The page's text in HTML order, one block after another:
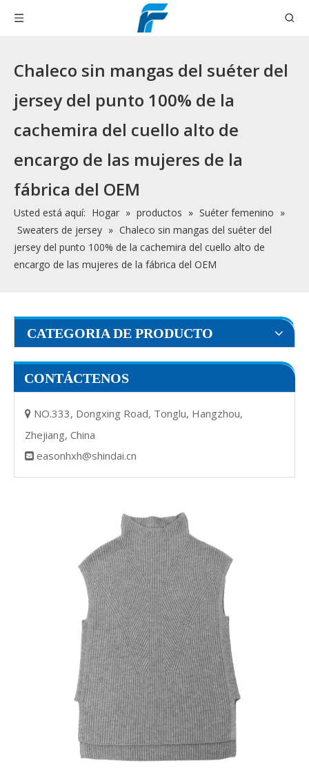
Chaleco sin mangas del suéter del
jersey del punto 100% de la
cachemira del cuello alto de
encargo de las mujeres de la
fábrica del OEM
Usted está aquí: Hogar » productos » Suéter femenino »
Sweaters de jersey » Chaleco sin mangas del suéter del
jersey del punto 100% de la cachemira del cuello alto de
encargo de las mujeres de la fábrica del OEM
CATEGORIA DE PRODUCTO
CONTÁCTENOS
 NO.333, Dongxing Road, Tonglu, Hangzhou,
Zhejiang, China
 easonhxh@shindai.cn